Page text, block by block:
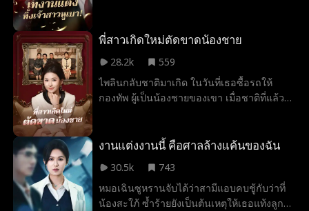
เรียกร้องไร้เหตุผล เมื่อเห็นว่าที่เจ้าสาวหูเบา
เว่ยตงจึงหมดใจและประกาศยกเลิกงานแต่ง
ทันที
พี่สาวเกิดใหม่ตัดขาดน้องชาย
28.2k
559
ไพลินกลับชาติมาเกิด ในวันที่เธอซื้อรถให้
กองทัพ ผู้เป็นน้องชายของเขา เมื่อชาติที่แล้ว
เธอตัดสินใจจะตัดขาดกับครอบครัว และยืน
ฟุ่มเฟือยในโชว์รูม 4S อย่างลืมตัว ไพลินกลับ
เยินยอส่งเสริมเขา สุดท้ายพนักงานยื่นใบเสร็จ
มูลค่าหนึ่งร้อยล้านออกมา ไพลินกลับปฏิเสธ
งานแต่งงานนี้ คือศาลล้างแค้นของฉัน
30.5k
743
หมอเฉินซูหรานจับได้ว่าสามีแอบคบชู้กับว่าที่
น้องสะใภ้ ซ้ำร้ายยังเป็นต้นเหตุให้เธอแท้งลูก